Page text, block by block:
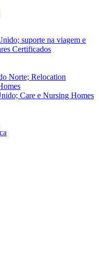
suporte na viagem e
Certificados
Norte; Relocation
Care e Nursing Homes